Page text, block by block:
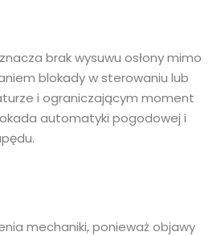
brak wysuwu osłony mimo
blokady w sterowaniu lub
i ograniczającym moment
automatyki pogodowej i
mechaniki, ponieważ objawy